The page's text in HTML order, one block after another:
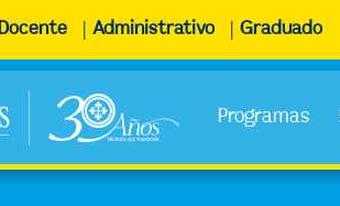
Docente Administrativo Graduado
Programas